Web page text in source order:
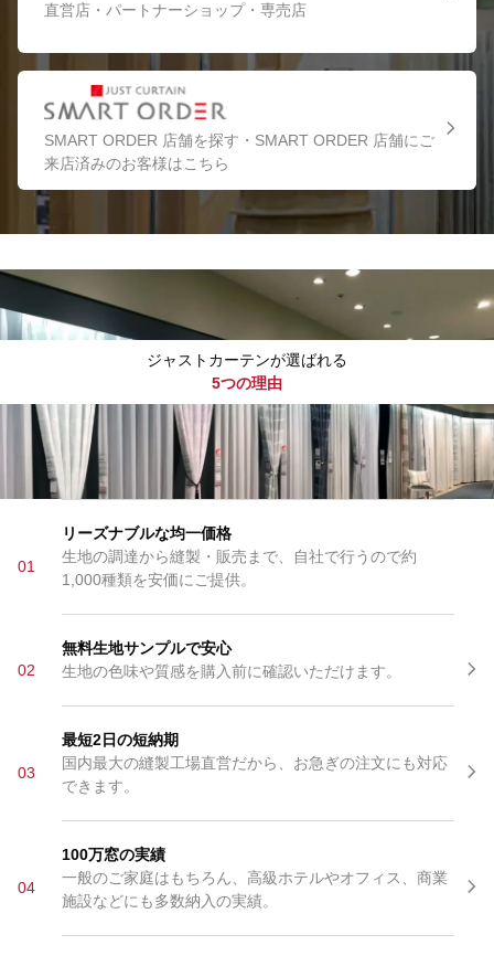
直営店・パートナーショップ・専売店
SMART ORDER 店舗を探す・SMART ORDER 店舗にご
来店済みのお客様はこちら
ジャストカーテンが選ばれる
5つの理由
01
リーズナブルな均一価格
生地の調達から縫製・販売まで、自社で行うので約
1,000種類を安価にご提供。
02
無料生地サンプルで安心
生地の色味や質感を購入前に確認いただけます。
03
最短2日の短納期
国内最大の縫製工場直営だから、お急ぎの注文にも対応
できます。
04
100万窓の実績
一般のご家庭はもちろん、高級ホテルやオフィス、商業
施設などにも多数納入の実績。